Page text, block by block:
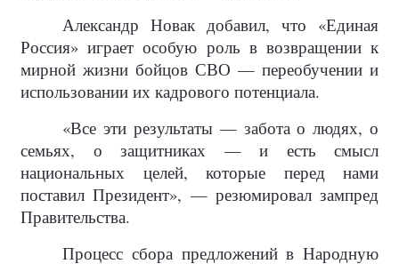
Александр Новак добавил, что «Единая
Россия» играет особую роль в возвращении к
мирной жизни бойцов СВО — переобучении и
использовании их кадрового потенциала.
«Все эти результаты — забота о людях, о
семьях, о защитниках — и есть смысл
национальных целей, которые перед нами
поставил Президент», — резюмировал зампред
Правительства.
Процесс сбора предложений в Народную